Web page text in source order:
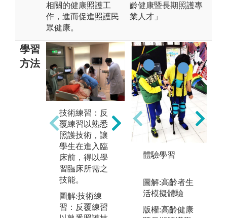
相關的健康照護工
作，進而促進照護民
眾健康。
齡健康暨長期照護專
業人才」
學習
方法
技術練習：反
覆練習以熟悉
照護技術，讓
學生在進入臨
床前，得以學
習臨床所需之
技能。
圖解:技術練
習：反覆練習
溝通互動法：
藉由與人互
動，溝通學習
現與自我評值
圖解:背誦法：
熟記基礎與專
業知能
體驗學習
圖解:高齡者生
活模擬體驗
版權:高齡健康